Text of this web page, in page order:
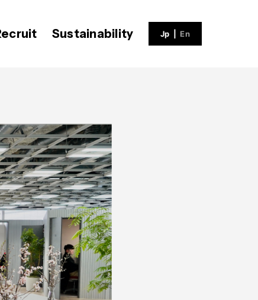
Sustainability Jp En